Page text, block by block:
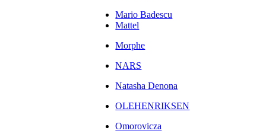
Mario Badescu
Mattel
Morphe
NARS
Natasha Denona
OLEHENRIKSEN
Omorovicza